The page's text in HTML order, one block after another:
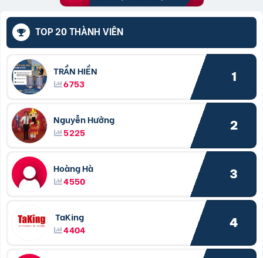
TOP 20 THÀNH VIÊN
TRẦN HIỀN
6753
1
Nguyễn Hưởng
5225
2
Hoàng Hà
4550
3
TaKing
4404
4